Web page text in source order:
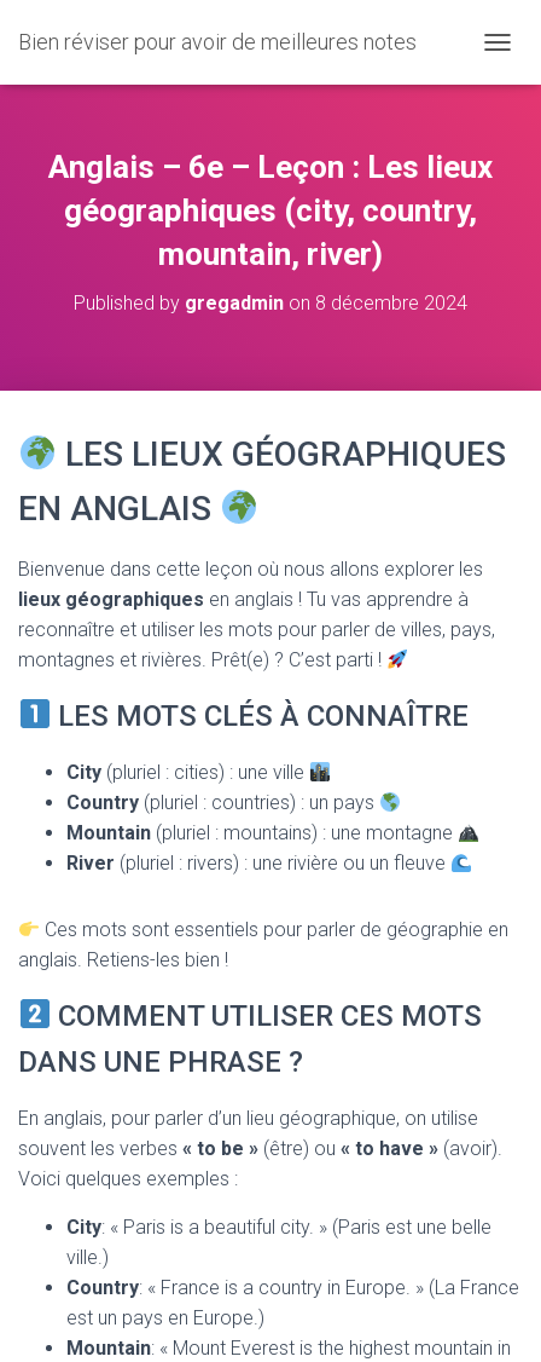
Bien réviser pour avoir de meilleures notes
U
V
Anglais – 6e – Leçon : Les lieux
géographiques (city, country,
mountain, river)
Published by gregadmin on 8 décembre 2024
LES LIEUX GÉOGRAPHIQUES
EN ANGLAIS
Bienvenue dans cette leçon où nous allons explorer les
lieux géographiques en anglais ! Tu vas apprendre à
reconnaître et utiliser les mots pour parler de villes, pays,
montagnes et rivières. Prêt(e) ? C’est parti !
LES MOTS CLÉS À CONNAÎTRE
City (pluriel : cities) : une ville
Country (pluriel : countries) : un pays
Mountain (pluriel : mountains) : une montagne
River (pluriel : rivers) : une rivière ou un fleuve
Ces mots sont essentiels pour parler de géographie en
anglais. Retiens-les bien !
COMMENT UTILISER CES MOTS
DANS UNE PHRASE ?
En anglais, pour parler d’un lieu géographique, on utilise
souvent les verbes « to be » (être) ou « to have » (avoir).
Voici quelques exemples :
City: « Paris is a beautiful city. » (Paris est une belle
ville.)
Country: « France is a country in Europe. » (La France
est un pays en Europe.)
Mountain: « Mount Everest is the highest mountain in